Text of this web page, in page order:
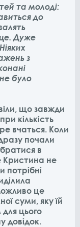
та молоді:
до
Дуже
з
було
що завжди
кількість
вчаться. Коли
почали
в
не
потрібні
це
суми, яку їй
для цього
довідок.